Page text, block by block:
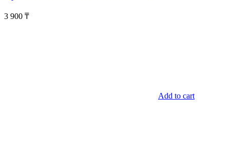
3 900 ₸
Add to cart